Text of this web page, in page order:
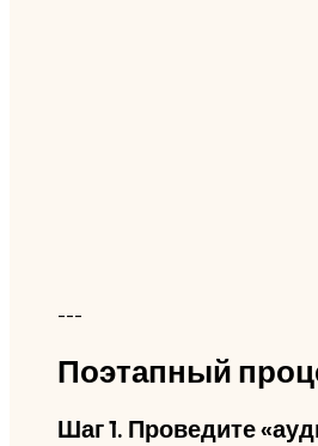
---
Поэтапный
Шаг 1. Проведите